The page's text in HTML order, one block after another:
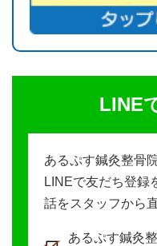
LINE
あるぷす鍼灸整骨
LINEで友だち登録
話をスタッフから
あるぷす鍼灸